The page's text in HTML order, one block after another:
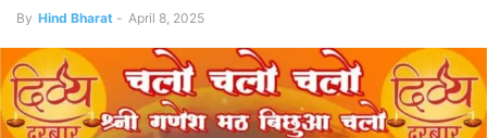
By Hind Bharat - April 8, 2025